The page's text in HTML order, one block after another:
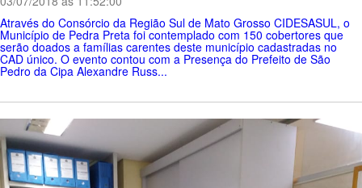
Através do Consórcio da Região Sul de Mato Grosso CIDESASUL, o
Município de Pedra Preta foi contemplado com 150 cobertores que
serão doados a famílias carentes deste município cadastradas no
CAD único. O evento contou com a Presença do Prefeito de São
Pedro da Cipa Alexandre Russ...